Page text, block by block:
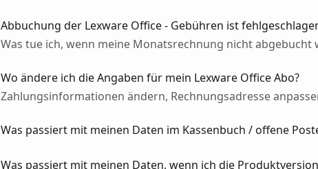
Abbuchung der Lexware Office - Gebühren ist
Was tue ich, wenn meine Monatsrechnung nicht abgebucht
Wo ändere ich die Angaben für mein Lexware Office Abo?
Zahlungsinformationen ändern, Rechnungsadresse
Was passiert mit meinen Daten im Kassenbuch / offene
Was passiert mit meinen Daten, wenn ich die